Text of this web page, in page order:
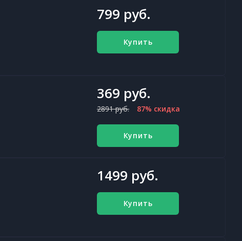
799 руб.
Купить
369 руб.
2891 руб. 87% скидка
Купить
1499 руб.
Купить